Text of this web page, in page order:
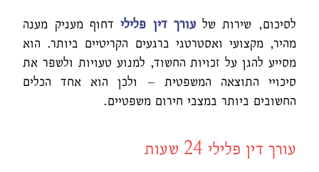
לסיכום, שירות שלעורך דין פלילידחוף מעניק מענה
מהיר, מקצועי ואסטרטגי ברגעים הקריטיים ביותר. הוא
מסייע להגן על זכויות החשוד, למנוע טעויות ולשפר את
סיכויי התוצאה המשפטית – ולכן הוא אחד הכלים
החשובים ביותר במצבי חירום משפטיים.
עורך דין פלילי 24 שעות